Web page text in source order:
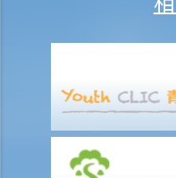
1. 婚前协议和同居协议有甚么
3. 如果我在与伴侣同居时对
担任何责任？
J. 变性人的婚姻
1. 我在香港合法结婚。如果